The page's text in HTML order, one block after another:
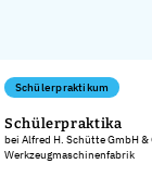
Schülerpraktikum
Schülerpraktika
bei Alfred H. Schütte GmbH &
Werkzeugmaschinenfabrik